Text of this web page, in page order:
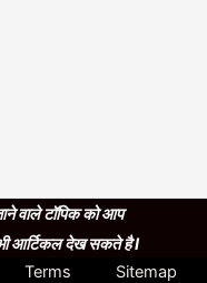
वाले टॉपिक को आप
आर्टिकल देख सकते है I
Terms
Sitemap